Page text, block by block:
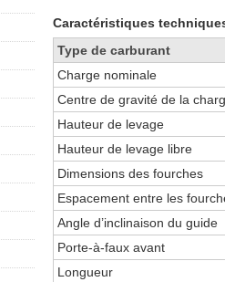
Caractéristiques
Type de carburant
Charge nominale
Centre de gravité de la
Hauteur de levage
Hauteur de levage libre
Dimensions des fourches
Espacement entre les
Angle d’inclinaison du guide
Porte-à-faux avant
Longueur